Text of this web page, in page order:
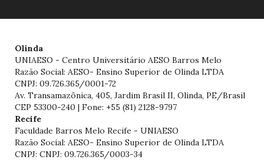
Olinda
UNIAESO - Centro Universitário AESO Barros Melo
Razão Social: AESO- Ensino Superior de Olinda LTDA
CNPJ: 09.726.365/0001-72
Av. Transamazônica, 405, Jardim Brasil II, Olinda, PE/Brasil
CEP 53300-240 | Fone: +55 (81) 2128-9797
Recife
Faculdade Barros Melo Recife - UNIAESO
Razão Social: AESO- Ensino Superior de Olinda LTDA
CNPJ: CNPJ: 09.726.365/0003-34